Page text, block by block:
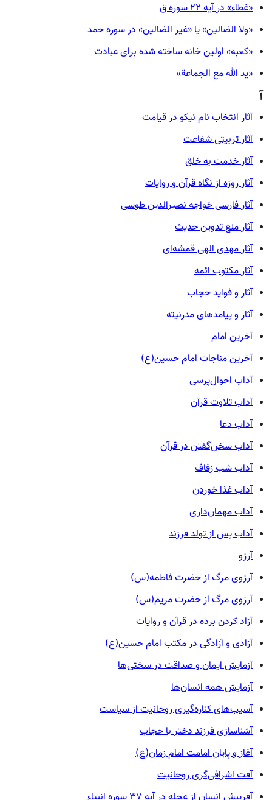
«غطاء» در آیه ۲۲ سوره ق
«ولا الضالین» یا «غیر الضالین» در سوره حمد
«کعبه» اولین خانه ساخته شده برای عبادت
«ید الله مع الجماعة»
آ
آثار انتخاب نام نیکو در قیامت
آثار تربیتی شفاعت
آثار خدمت به خلق
آثار روزه از نگاه قرآن و روایات
آثار فارسی خواجه نصیرالدین طوسی
آثار منع تدوین حدیث
آثار مهدی الهی قمشه‌ای
آثار مکتوب ائمه
آثار و فواید حجاب
آثار و پیامدهای مدرنیته
آخرین امام
آخرین مناجات امام حسین(ع)
آداب احوال‌پرسی
آداب تلاوت قرآن
آداب دعا
آداب سخن‌گفتن در قرآن
آداب شب زفاف
آداب غذا خوردن
آداب مهمان‌داری
آداب پس از تولد فرزند
آرزو
آرزوی مرگ از حضرت فاطمه(س)
آرزوی مرگ از حضرت مریم(س)
آزاد کردن برده در قرآن و روایات
آزادی و آزادگی در مکتب امام حسین(ع)
آزمایش ایمان و صداقت در سختی‌ها
آزمایش همه انسان‌ها
آسیب‌های کناره‌گیری روحانیت از سیاست
آشناسازی فرزند دختر با حجاب
آغاز و پایان امامت امام زمان(ع)
آفت اشرافی‌گری روحانیت
آفرینش انسان از عجله در آیه ۳۷ سوره انبیاء